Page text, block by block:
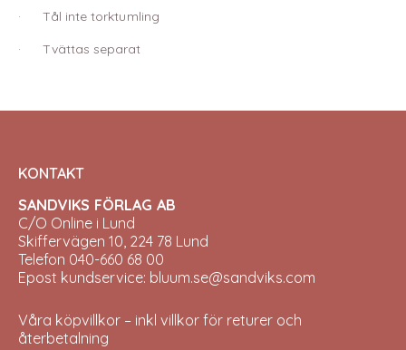
· Tål inte torktumling
· Tvättas separat
KONTAKT
SANDVIKS FÖRLAG AB
C/O Online i Lund
Skiffervägen 10, 224 78 Lund
Telefon 040-660 68 00
Epost kundservice: bluum.se@sandviks.com
Våra köpvillkor – inkl villkor för returer och
återbetalning